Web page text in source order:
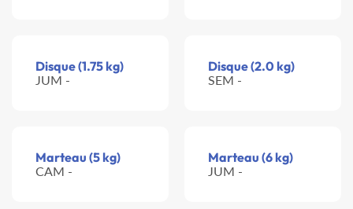
Disque (1.75 kg)
JUM -
Disque (2.0 kg)
SEM -
Marteau (5 kg)
CAM -
Marteau (6 kg)
JUM -